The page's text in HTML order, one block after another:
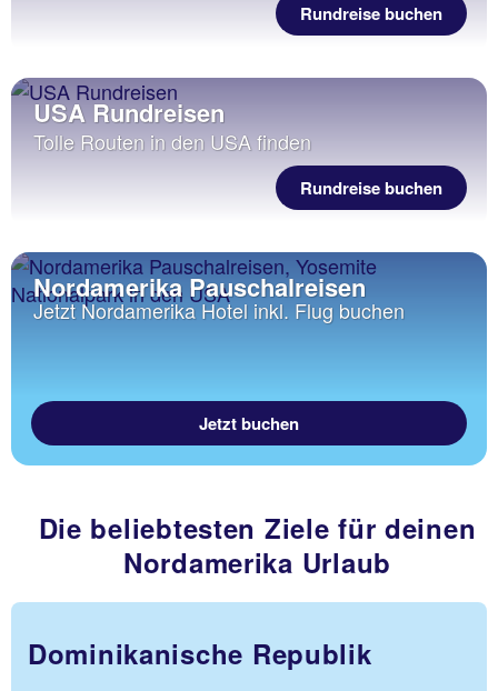
Rundreise buchen
USA Rundreisen
Tolle Routen in den USA finden
Rundreise buchen
Nordamerika Pauschalreisen
Jetzt Nordamerika Hotel inkl. Flug buchen
Jetzt buchen
Die beliebtesten Ziele für deinen
Nordamerika Urlaub
Dominikanische Republik